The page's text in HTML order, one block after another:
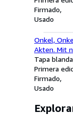
Firmado
Usado
Onkel,
Akten. Mit
Autors.
von Günter
Tapa blanda
Primera
Firmado
Usado